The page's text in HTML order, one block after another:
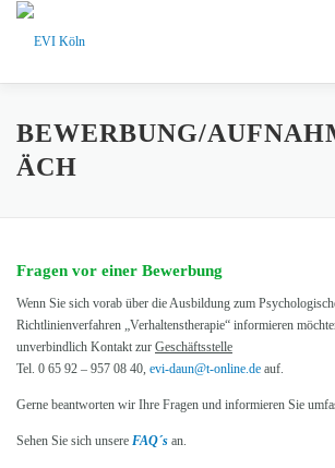
Zum Inhalt springen
AUSBILDUNG DAUN AUSBILDUNG KÖLN
BEWERBUNG/
ÄCH
Fragen vor einer Bewerbung
Wenn Sie sich vorab über die Ausbildung zum
Richtlinienverfahren „Verhaltenstherapie“ informieren
unverbindlich Kontakt zur Geschäftsstelle
Tel. 0 65 92 – 957 08 40, evi-daun@t-online.de auf.
Gerne beantworten wir Ihre Fragen und informieren Sie
Sehen Sie sich unsere FAQ´s an.